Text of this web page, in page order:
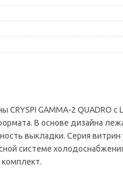
CRYSPI GAMMA-2 QUADRO
В основе дизайна
выкладки. Серия витрин
системе